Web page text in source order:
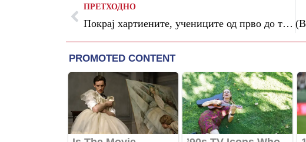
ПРЕТХОДНО
Покрај хартиените, учениците од прво до трето одделение првпат ќе добијат и дигитални свидетелства